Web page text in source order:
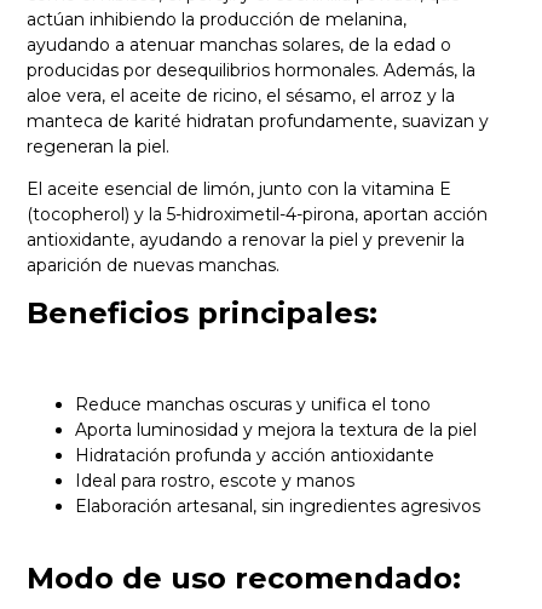
actúan inhibiendo la producción de melanina,
ayudando a atenuar manchas solares, de la edad o
producidas por desequilibrios hormonales. Además, la
aloe vera, el aceite de ricino, el sésamo, el arroz y la
manteca de karité hidratan profundamente, suavizan y
regeneran la piel.
El aceite esencial de limón, junto con la vitamina E
(tocopherol) y la 5-hidroximetil-4-pirona, aportan acción
antioxidante, ayudando a renovar la piel y prevenir la
aparición de nuevas manchas.
Beneficios principales:
Reduce manchas oscuras y unifica el tono
Aporta luminosidad y mejora la textura de la piel
Hidratación profunda y acción antioxidante
Ideal para rostro, escote y manos
Elaboración artesanal, sin ingredientes agresivos
Modo de uso recomendado: